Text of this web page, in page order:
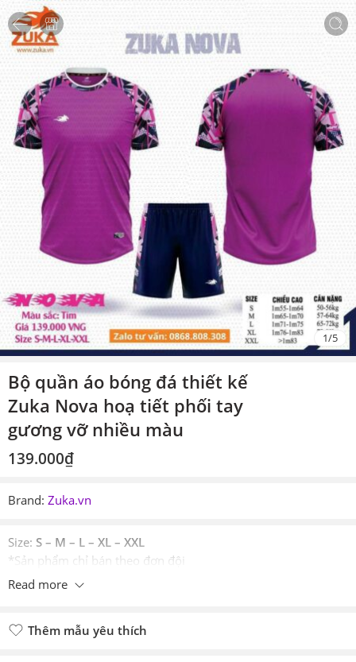
1/5
Bộ quần áo bóng đá thiết kế
Zuka Nova hoạ tiết phối tay
gương vỡ nhiều màu
139.000₫
Brand: Zuka.vn
Size: S – M – L – XL – XXL
*Sản phẩm chỉ bán theo đơn đội
Read more
Thêm mẫu yêu thích